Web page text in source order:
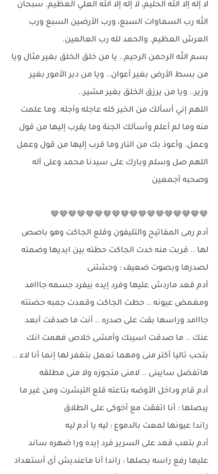
لا إله إلا الله الحليم، لا إله إلا الله العلي العظيم. سبحان
الله رب السماوات السبع، ورب الأرضين السبع ورب
العرش العظيم. والحمد لله رب العالمين.
بسم الله الرحمن الرحيم.. يا من خلق الخلق بغير مثال ويا
من بسط الأرض بغير أعوان.. ويا من دبر الأمور بغير
وزير.. ويا من يرزق الخلق بغير مشير..
اللهم إني أسألك من الخير كله عاجله وآجله. وما علمت
منه وما لم أعلم وأسألك الجنة وما يقرب إليها من قول
وعمل. وأعوذ بك من النار وما قرب إليها من قول وعمل
اللهم صل وسلم وبارك على سيدنا محمد وعلى آله
وصحبه أجمعين
🤎🤎🤎🤎🤎🤎🤎🤎🤎🤎🤎🤎🤎🤎🤎🤎🤎🤎
أدم رمى المفاتيح والتليفون وقلع الجاكت وهو باصص
لها .. قربت منه خدت الجاكت حطته بين ايديها وضمته
لصدرها وبصوت ضعيف : وحشتنى
أدم قعد ماردش عليها وفرد إيده بيفرد جسمه جااامد
ومغمض عيونه .. حطت الجاكت وقعدت جمبه حضنته
جااامد وراسها بقت على صدره .. أنت ما صدقت أبعد
عنك .. ما صدقت اسيبك وأمشى خلاص فهمت انك
بتحب تاليا أكتر منى ومهما تعمل بتغفر لها إنما أنا لاء ..
هاتفضل سايبنى .. لامنى متجوزه ولا منى مطلقه
أدم قام وداخل الأوضه بتاعته قلع التيشرت ومن غير ما
يبصلها : أنا اتفقت مع أخوكى على الطلاق
راندا عيونها لمعت بالدموع : ليه يا أدم ليه
أدم بتعب قعد على السرير فرد إيده ورا ضهره ساند
عليها رفع راسه بصلها : راندا أنا ماعنديش أى أستعداد